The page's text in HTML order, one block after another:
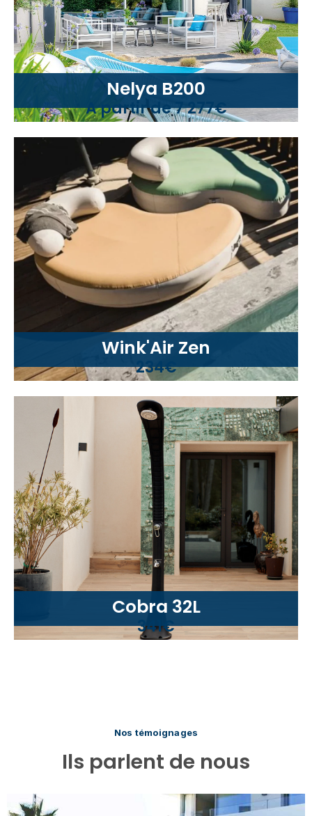
Nelya B200
A partir de 7 277€
Wink'Air Zen
234€
Cobra 32L
341€
Nos témoignages
Ils parlent de nous